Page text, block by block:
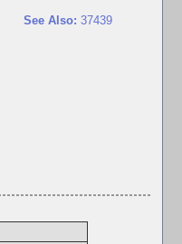
See Also: 37439